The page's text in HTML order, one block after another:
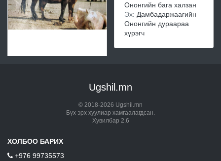
Ононгийн бага халзан
Эх: Дамбадаржаагийн
Ононгийн дураараа
хүрэгч
Ugshil.mn
© 2018-2026 Ugshil.mn
Бүх эрх хуулиар хамгаалагдсан.
Хувилбар 2.6
ХОЛБОО БАРИХ
+976 99735573